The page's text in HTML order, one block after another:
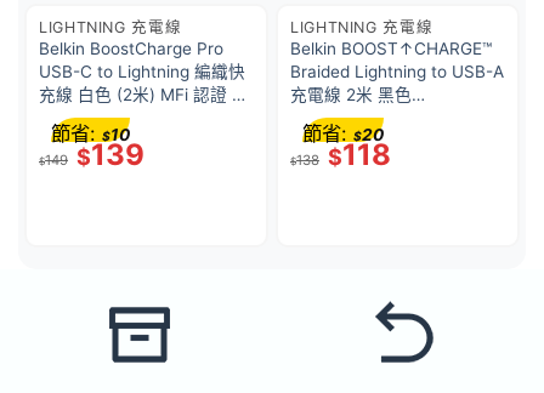
LIGHTNING 充電線
Belkin BoostCharge Pro
USB-C to Lightning 編織快
充線 白色 (2米) MFi 認證 支
援 PD 快充 35萬次彎折耐用
再生材料製造 香港行貨 |
CAA022FQ2MWH
$149 $139
節省: $10
LIGHTNING 充電線
Belkin BOOST↑CHARGE™
Braided Lightning to USB-A
充電線 2米 黑色
(CAA002bt2MBK)
$138 $118
節省: $20